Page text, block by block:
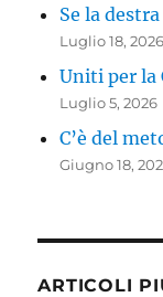
Se la
Luglio 18, 2026
Uniti per la
Luglio 5, 2026
C’è del
Giugno 18,
ARTICOLI